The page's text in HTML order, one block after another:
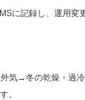
に記録し、運用変
外気→冬の乾燥・過
。